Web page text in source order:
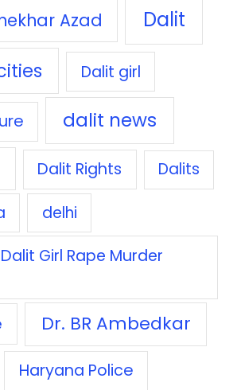
Azad Dalit
Dalit girl
dalit news
Dalit Rights Dalits
delhi
Girl Rape Murder
Dr. BR Ambedkar
Haryana Police